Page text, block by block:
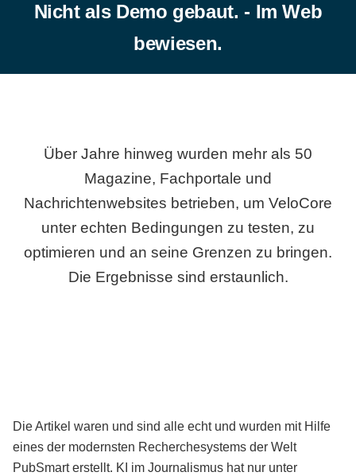
Nicht als Demo gebaut. - Im Web
bewiesen.
Über Jahre hinweg wurden mehr als 50
Magazine, Fachportale und
Nachrichtenwebsites betrieben, um VeloCore
unter echten Bedingungen zu testen, zu
optimieren und an seine Grenzen zu bringen.
Die Ergebnisse sind erstaunlich.
Die Artikel waren und sind alle echt und wurden mit Hilfe
eines der modernsten Recherchesystems der Welt
PubSmart erstellt. KI im Journalismus hat nur unter